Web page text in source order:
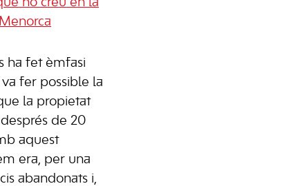
no creu en la
ha fet èmfasi
fer possible la
la propietat
de 20
aquest
era, per una
abandonats i,